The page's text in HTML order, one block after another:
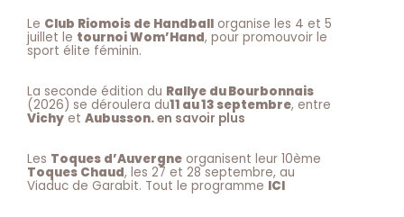
Le Club Riomois de Handball organise les 4 et 5
juillet le tournoi Wom’Hand, pour promouvoir le
sport élite féminin.
La seconde édition du Rallye du Bourbonnais
(2026) se déroulera du11 au 13 septembre, entre
Vichy et Aubusson.en savoir plus
Les Toques d’Auvergne organisent leur 10ème
Toques Chaud, les 27 et 28 septembre, au
Viaduc de Garabit. Tout le programme ICI